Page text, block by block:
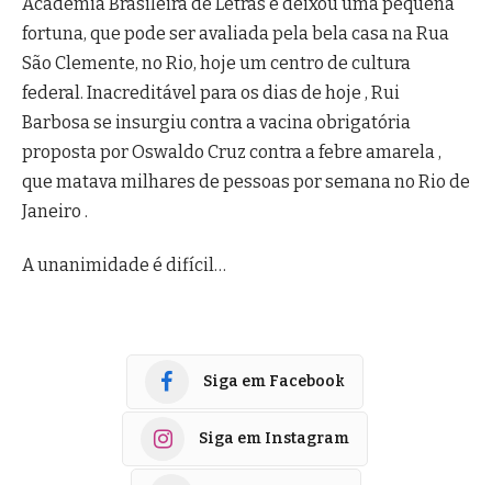
fortuna, que pode ser avaliada pela bela casa na Rua
São Clemente, no Rio, hoje um centro de cultura
federal. Inacreditável para os dias de hoje , Rui
Barbosa se insurgiu contra a vacina obrigatória
proposta por Oswaldo Cruz contra a febre amarela ,
que matava milhares de pessoas por semana no Rio de
Janeiro .
A unanimidade é difícil…
Siga em Facebook
Siga em Instagram